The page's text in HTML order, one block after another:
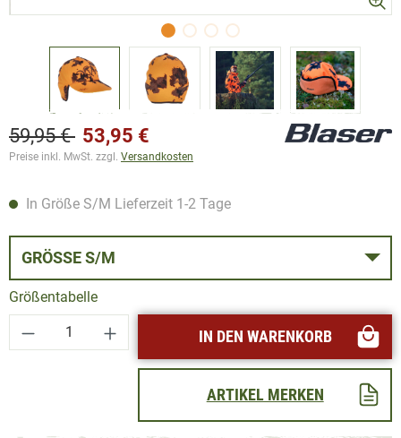
59,95 € 53,95 €
Preise inkl. MwSt. zzgl. Versandkosten
In Größe S/M Lieferzeit 1-2 Tage
GRÖSSE S/M
Größentabelle
Produkt Anzahl: Gib den gewünschten
IN DEN WARENKORB
ARTIKEL MERKEN